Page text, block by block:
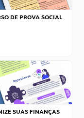
DE PROVA SOCIAL
SUAS FINANÇAS